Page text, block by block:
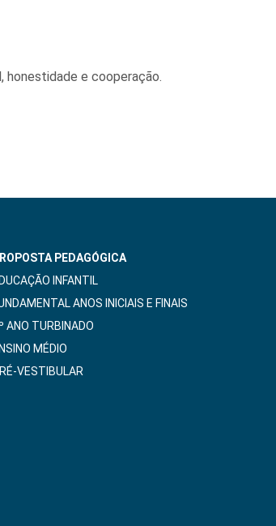
honestidade e cooperação.
PEDAGÓGICA
INFANTIL
ANOS INICIAIS E FINAIS
ANO TURBINADO
MÉDIO
VESTIBULAR